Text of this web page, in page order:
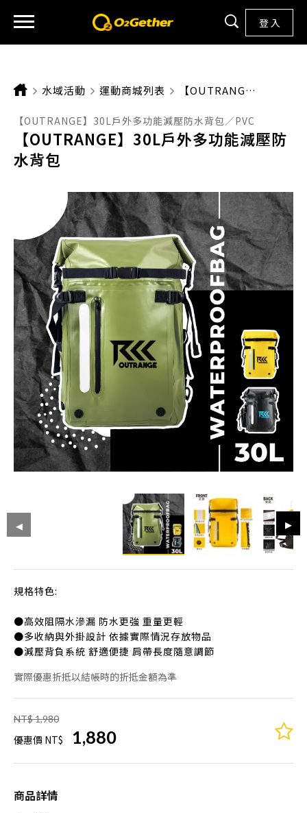
登 入
水域活動 運動商城列表 CURRENT: 【OUTRANGE】30L戶外多功能減壓防水背包
【OUTRANGE】30L戶外多功能減壓防水背包／PVC
【OUTRANGE】30L戶外多功能減壓防
水背包
規格特色:
●高效阻隔水滲漏 防水更強 重量更輕
●多收納與外掛設計 依據實際情況存放物品
●減壓背負系統 舒適便捷 肩帶長度隨意調節
實際優惠折抵以結帳時的折抵金額為準
NT$ 1,980
優惠價 NT$ 1,880
商品詳情